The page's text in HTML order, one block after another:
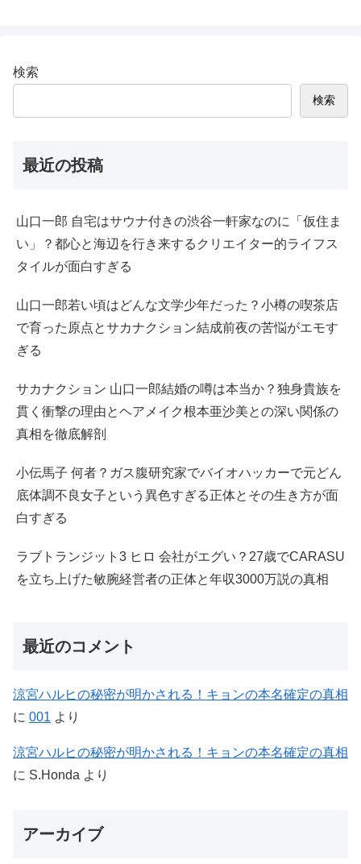
検索
検索
最近の投稿
山口一郎 自宅はサウナ付きの渋谷一軒家なのに「仮住ま
い」？都心と海辺を行き来するクリエイター的ライフス
タイルが面白すぎる
山口一郎若い頃はどんな文学少年だった？小樽の喫茶店
で育った原点とサカナクション結成前夜の苦悩がエモす
ぎる
サカナクション 山口一郎結婚の噂は本当か？独身貴族を
貫く衝撃の理由とヘアメイク根本亜沙美との深い関係の
真相を徹底解剖
小伝馬子 何者？ガス腹研究家でバイオハッカーで元どん
底体調不良女子という異色すぎる正体とその生き方が面
白すぎる
ラブトランジット3 ヒロ 会社がエグい？27歳でCARASU
を立ち上げた敏腕経営者の正体と年収3000万説の真相
最近のコメント
涼宮ハルヒの秘密が明かされる！キョンの本名確定の真相
に 001 より
涼宮ハルヒの秘密が明かされる！キョンの本名確定の真相
に S.Honda より
アーカイブ